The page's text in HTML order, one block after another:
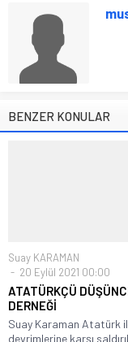
BENZER KONULAR
Suay KARAMAN
20 Eylül 2021 00:00
ATATÜRKÇÜ
DERNEĞİ
Suay Karaman Atatürk
devrimlerine karşı